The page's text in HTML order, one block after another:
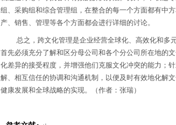
组、采购组和综合管理组，在整合的每一个方面都有中
产、销售、管理等各个方面都会进行详细的讨论。
总之，跨文化管理是企业经营全球化、高效化和多
首先必须充分了解和区分母公司和各个分公司所在地的
化差异的接受程度，并增强他们克服文化冲突的能力；
解、相互信任的协调和沟通机制，以便及时有效地化解
健康发展和全球战略的实现。（作者：张瑞）